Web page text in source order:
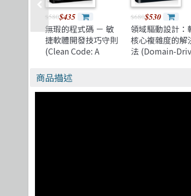
$580$435
無瑕的程式碼 － 敏
捷軟體開發技巧守則
(Clean Code: A
Software
Craftsmanship)
$680$530
領域驅動設計：
核心複雜度的解
法 (Domain-
商品描述